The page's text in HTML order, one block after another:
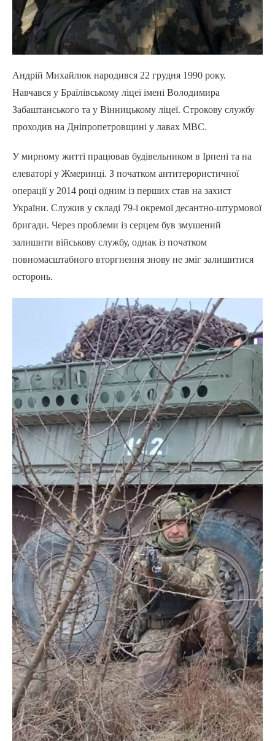
Андрій Михайлюк народився 22 грудня 1990 року.
Навчався у Браїлівському ліцеї імені Володимира
Забаштанського та у Вінницькому ліцеї. Строкову службу
проходив на Дніпропетровщині у лавах МВС.
У мирному житті працював будівельником в Ірпені та на
елеваторі у Жмеринці. З початком антитерористичної
операції у 2014 році одним із перших став на захист
України. Служив у складі 79-ї окремої десантно-штурмової
бригади. Через проблеми із серцем був змушений
залишити військову службу, однак із початком
повномасштабного вторгнення знову не зміг залишитися
осторонь.